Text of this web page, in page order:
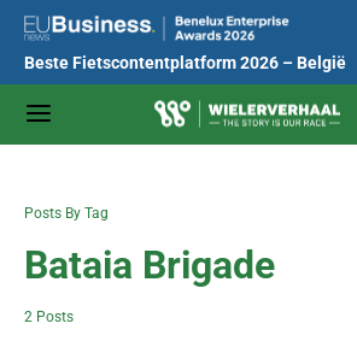
Beste Fietscontentplatform 2026 – België
Posts By Tag
Bataia Brigade
2 Posts